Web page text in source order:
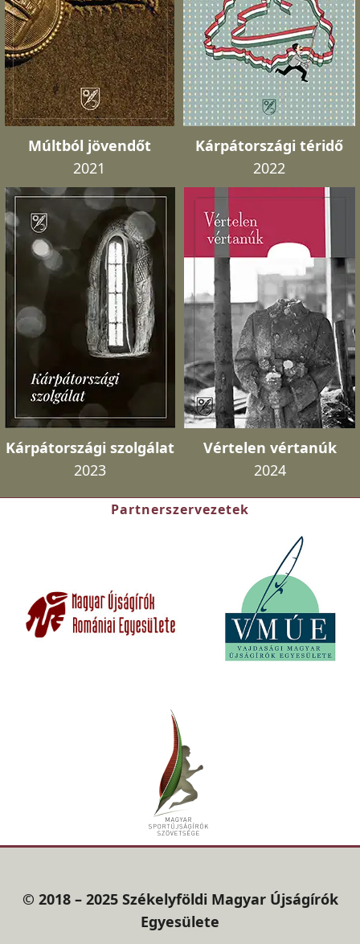
Múltból jövendőt
2021
Kárpátországi téridő
2022
Kárpátországi szolgálat
2023
Vértelen vértanúk
2024
Partnerszervezetek
© 2018 – 2025 Székelyföldi Magyar Újságírók
Egyesülete